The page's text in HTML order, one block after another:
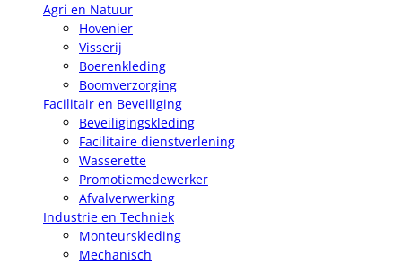
Agri en Natuur
Hovenier
Visserij
Boerenkleding
Boomverzorging
Facilitair en Beveiliging
Beveiligingskleding
Facilitaire dienstverlening
Wasserette
Promotiemedewerker
Afvalverwerking
Industrie en Techniek
Monteurskleding
Mechanisch